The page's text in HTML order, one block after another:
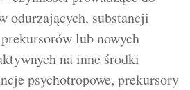
odurzających, substancji
lub nowych
na inne środki
psychotropowe, prekursory